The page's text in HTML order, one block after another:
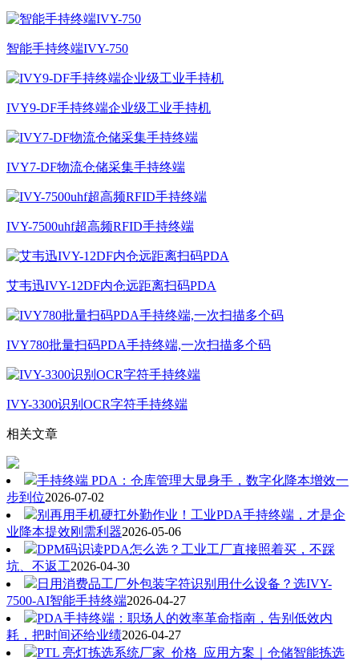
智能手持终端IVY-750
IVY9-DF手持终端企业级工业手持机
IVY7-DF物流仓储采集手持终端
IVY-7500uhf超高频RFID手持终端
艾韦迅IVY-12DF内仓远距离扫码PDA
IVY780批量扫码PDA手持终端,一次扫描多个码
IVY-3300识别OCR字符手持终端
相关文章
手持终端 PDA：仓库管理大显身手，数字化降本增效一
步到位2026-07-02
别再用手机硬扛外勤作业！工业PDA手持终端，才是企
业降本提效刚需利器2026-05-06
DPM码识读PDA怎么选？工业工厂直接照着买，不踩
坑、不返工2026-04-30
日用消费品工厂外包装字符识别用什么设备？选IVY-
7500-AI智能手持终端2026-04-27
PDA手持终端：职场人的效率革命指南，告别低效内
耗，把时间还给业绩2026-04-27
PTL 亮灯拣选系统厂家_价格_应用方案｜仓储智能拣选